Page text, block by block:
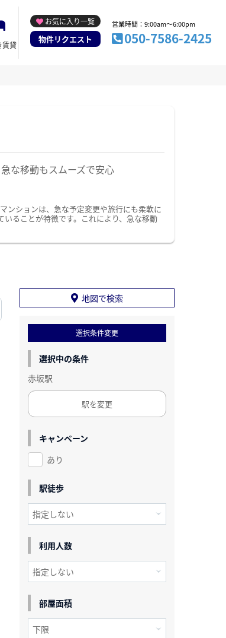
賃貸
お気に入り一覧
物件リクエスト
営業時間：9:00am～6:00pm
050-7586-2425
急な移動もスムーズで安心
ンションは、急な予定変更や旅行にも柔軟に
ることが特徴です。これにより、急な移動
地図で検索
選択条件変更
選択中の条件
赤坂駅
駅を変更
キャンペーン
あり
駅徒歩
利用人数
部屋面積